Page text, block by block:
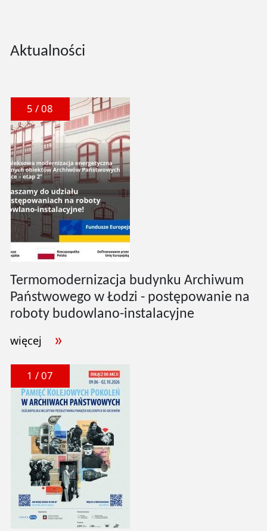
Aktualności
5 / 08
Termomodernizacja budynku Archiwum
Państwowego w Łodzi - postępowanie na
roboty budowlano-instalacyjne
więcej
1 / 07